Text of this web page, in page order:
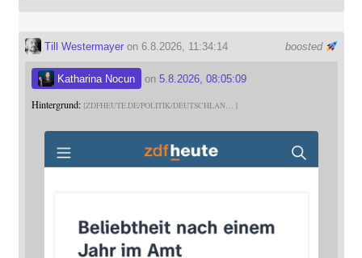
boosted
Till Westermayeron 6.8.2026, 11:34:14
Katharina Nocun on 5.8.2026, 08:05:09
Hintergrund: ZDFHEUTE.DE/POLITIK/DEUTSCHLAN